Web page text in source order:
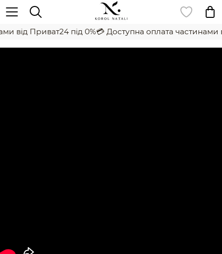
від Приват24 під 0%💳 Доступна оплата частинами